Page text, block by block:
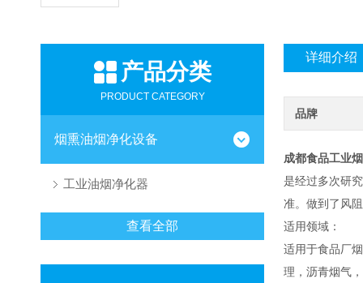
产品分类
PRODUCT CATEGORY
烟熏油烟净化设备
工业油烟净化器
查看全部
详细介绍
品牌
成都食品工业
是经过多次研
准。做到了风
适用领域：
适用于食品厂
理，沥青烟气